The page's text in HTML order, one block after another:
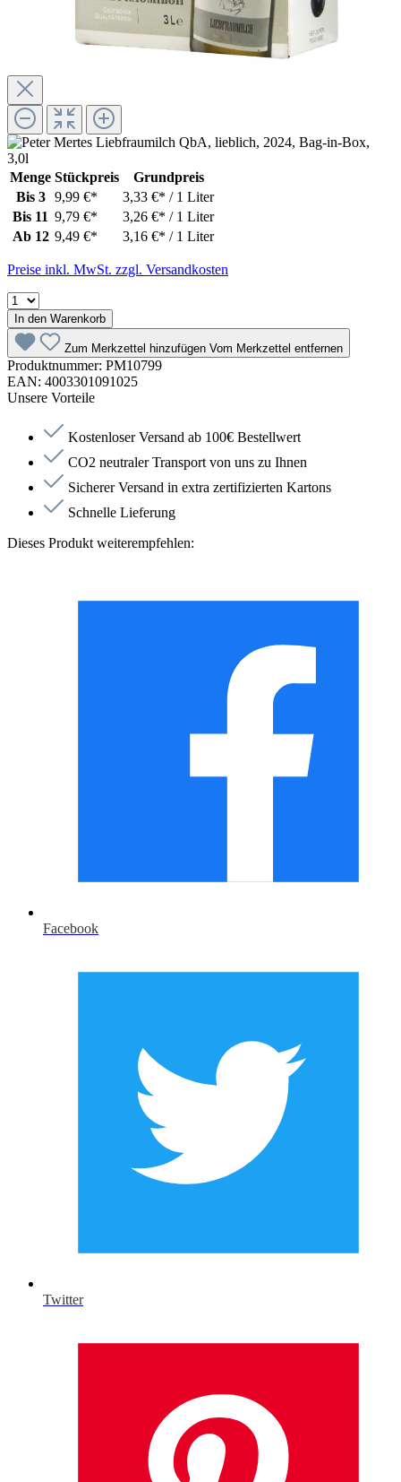
Menge Stückpreis
Grundpreis
Bis 3 9,99 €*
3,33 €* / 1 Liter
Bis 11 9,79 €*
3,26 €* / 1 Liter
Ab 12 9,49 €* 3,16 €* / 1 Liter
Preise inkl. MwSt. zzgl. Versandkosten
In den Warenkorb
Zum Merkzettel hinzufügen Vom Merkzettel entfernen
Produktnummer: PM10799
EAN: 4003301091025
Unsere Vorteile
Kostenloser Versand ab 100€ Bestellwert
CO2 neutraler Transport von uns zu Ihnen
Sicherer Versand in extra zertifizierten Kartons
Schnelle Lieferung
Dieses Produkt weiterempfehlen:
Facebook
Twitter